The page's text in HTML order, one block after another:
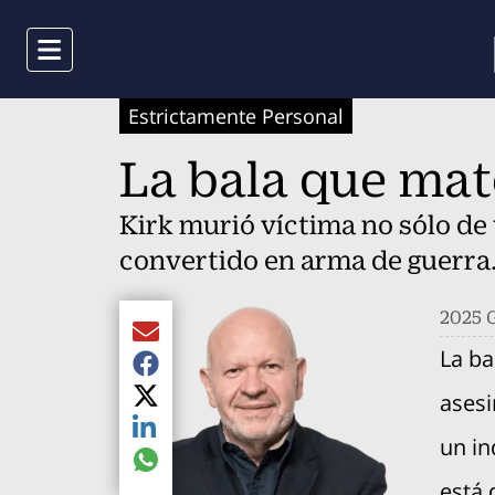
Menu
Estrictamente Personal
La bala que
Kirk murió víctima no sólo de
convertido en arma de
Compartir el artículo actual mediante Email
Compartir el artículo actual mediante
Compartir el artículo actual mediante Twitter
Compartir el artículo actual mediante LinkedIn
Compartir el artículo actual mediante
2025
La
un